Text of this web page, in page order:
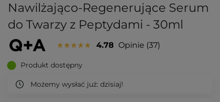
Nawilżająco-Regenerujące Serum
do Twarzy z Peptydami - 30ml
4.78 Opinie 37
Produkt dostępny
Możemy wysłać już: dzisiaj!